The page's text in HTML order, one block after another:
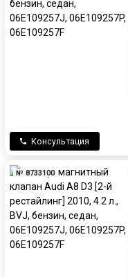
Консультация
№ 8733100